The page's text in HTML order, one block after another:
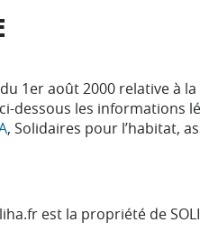
1er août 2000 relative à
dessous les informations
, Solidaires pour l’habitat,
est la propriété de